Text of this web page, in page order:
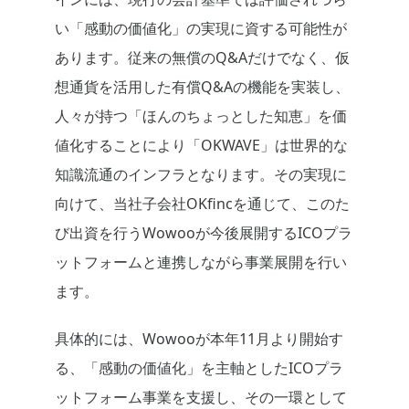
い「感動の価値化」の実現に資する可能性が
あります。従来の無償のQ&Aだけでなく、仮
想通貨を活用した有償Q&Aの機能を実装し、
人々が持つ「ほんのちょっとした知恵」を価
値化することにより「OKWAVE」は世界的な
知識流通のインフラとなります。その実現に
向けて、当社子会社OKfincを通じて、このた
び出資を行うWowooが今後展開するICOプラ
ットフォームと連携しながら事業展開を行い
ます。
具体的には、Wowooが本年11月より開始す
る、「感動の価値化」を主軸としたICOプラ
ットフォーム事業を支援し、その一環として